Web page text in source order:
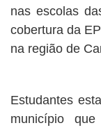
nas escolas
cobertura da
na região de
Estudantes
município